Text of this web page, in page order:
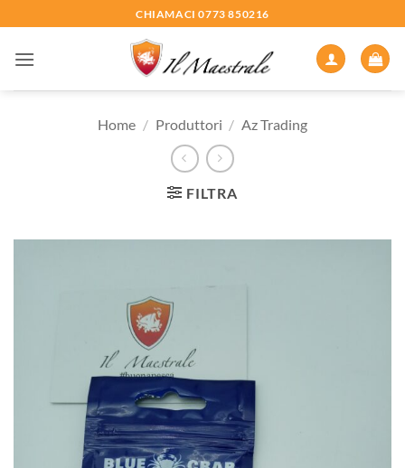
ai
contenuti
CHIAMACI 0773 850216
Home / Produttori / Az Trading
FILTRA